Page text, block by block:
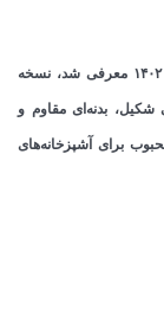
شیر ظرفشویی ست اسپانیایی رویال قهرمان که در سال ۱۴۰۲ معرفی شد، نسخه
بدنه‌ای مقاوم و
برای آشپزخانه‌های